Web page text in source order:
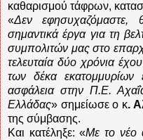
καθαρισμού τάφρων,
«Δεν εφησυχαζόμαστε,
σημαντικά έργα για τη
συμπολιτών μας στο
τελευταία δύο χρόνια
των δέκα
ασφάλεια στην Π.Ε.
Ελλάδας» σημείωσε ο κ.
της σύμβασης.
Και κατέληξε: «Με το νέο